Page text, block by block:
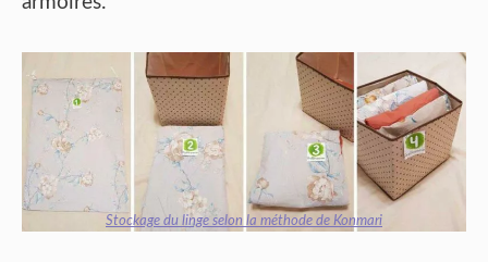
Stockage du linge selon la méthode de Konmari